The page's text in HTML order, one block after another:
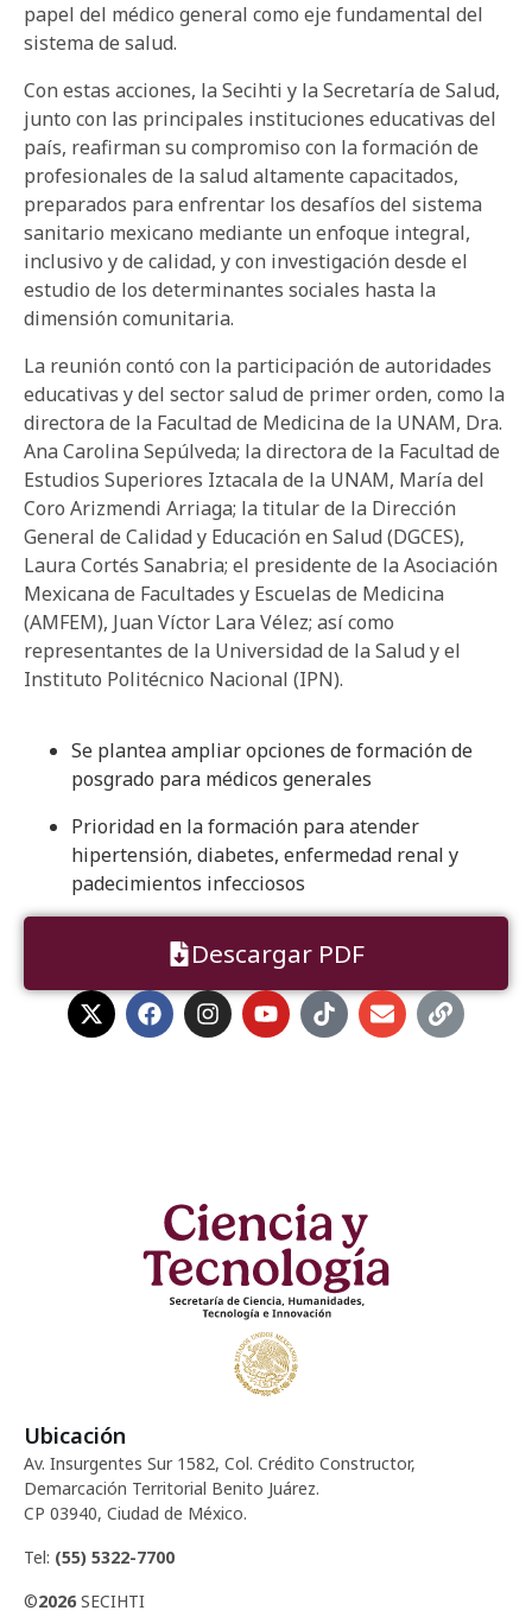
papel del médico general como eje fundamental del
sistema de salud.
Con estas acciones, la Secihti y la Secretaría de Salud,
junto con las principales instituciones educativas del
país, reafirman su compromiso con la formación de
profesionales de la salud altamente capacitados,
preparados para enfrentar los desafíos del sistema
sanitario mexicano mediante un enfoque integral,
inclusivo y de calidad, y con investigación desde el
estudio de los determinantes sociales hasta la
dimensión comunitaria.
La reunión contó con la participación de autoridades
educativas y del sector salud de primer orden, como la
directora de la Facultad de Medicina de la UNAM, Dra.
Ana Carolina Sepúlveda; la directora de la Facultad de
Estudios Superiores Iztacala de la UNAM, María del
Coro Arizmendi Arriaga; la titular de la Dirección
General de Calidad y Educación en Salud (DGCES),
Laura Cortés Sanabria; el presidente de la Asociación
Mexicana de Facultades y Escuelas de Medicina
(AMFEM), Juan Víctor Lara Vélez; así como
representantes de la Universidad de la Salud y el
Instituto Politécnico Nacional (IPN).
Se plantea ampliar opciones de formación de
posgrado para médicos generales
Prioridad en la formación para atender
hipertensión, diabetes, enfermedad renal y
padecimientos infecciosos
Descargar PDF
Ubicación
Av. Insurgentes Sur 1582, Col. Crédito Constructor,
Demarcación Territorial Benito Juárez.
CP 03940, Ciudad de México.
Tel: (55) 5322-7700
©2026 SECIHTI